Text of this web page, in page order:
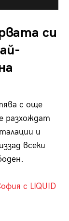
си
с още
разхождат
и
всеки
с LIQUID